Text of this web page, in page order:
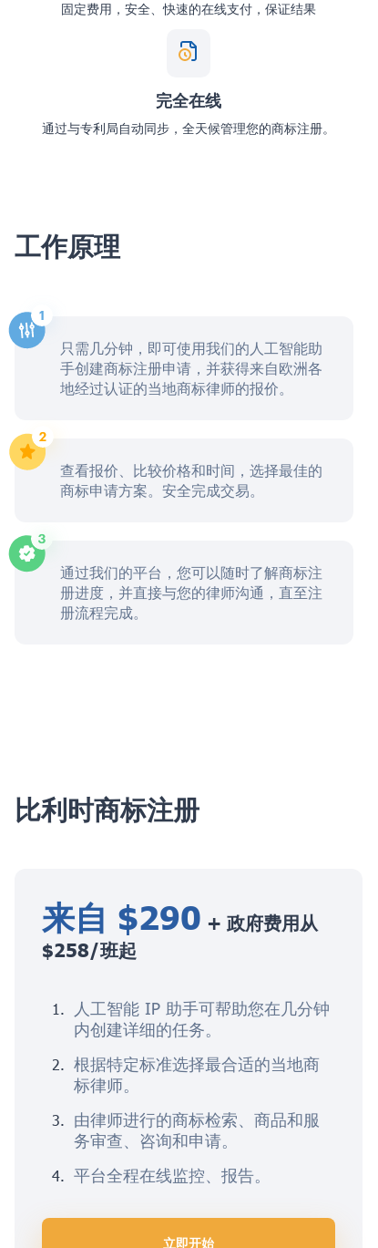
固定费用，安全、快速的在线支付，保证结果
完全在线
通过与专利局自动同步，全天候管理您的商标注册。
工作原理
只需几分钟，即可使用我们的人工智能助
手创建商标注册申请，并获得来自欧洲各
地经过认证的当地商标律师的报价。
查看报价、比较价格和时间，选择最佳的
商标申请方案。安全完成交易。
通过我们的平台，您可以随时了解商标注
册进度，并直接与您的律师沟通，直至注
册流程完成。
比利时商标注册
来自 $290 + 政府费用从
$258/班起
人工智能 IP 助手可帮助您在几分钟
内创建详细的任务。
根据特定标准选择最合适的当地商
标律师。
由律师进行的商标检索、商品和服
务审查、咨询和申请。
平台全程在线监控、报告。
立即开始